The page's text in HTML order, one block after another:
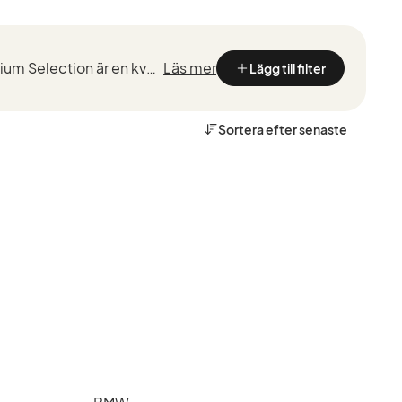
Kvalitetstestade BMW med marknadsledande garantier från de som kan BMW bäst. BMW Premium Selection är en kvalitetssäkring vid köp av en begagnad BMW, framtaget för ett smidigt, tryggt och bekymmersfri... Läs mer Lägg till filter
Sortera eftersenaste